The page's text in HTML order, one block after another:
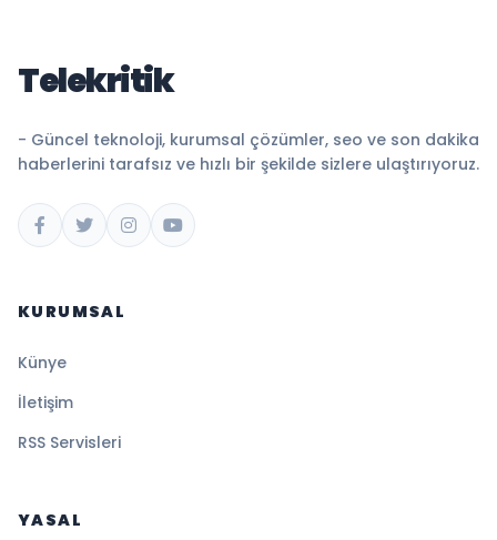
Telekritik
- Güncel teknoloji, kurumsal çözümler, seo ve son dakika
haberlerini tarafsız ve hızlı bir şekilde sizlere ulaştırıyoruz.
KURUMSAL
Künye
İletişim
RSS Servisleri
YASAL